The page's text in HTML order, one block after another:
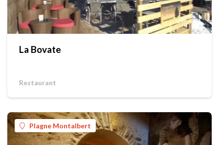
La Bovate
Restaurant
Plagne Montalbert